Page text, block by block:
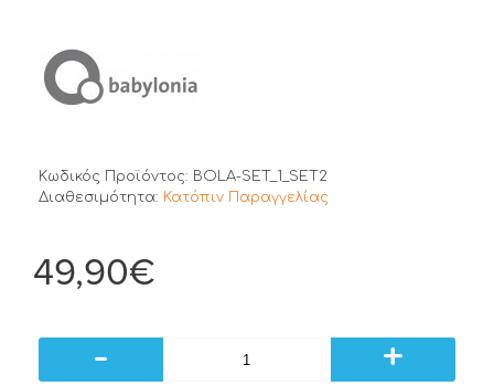
Κωδικός Προϊόντος: BOLA-SET_1_SET2
Διαθεσιμότητα: Κατόπιν Παραγγελίας
49,90€
- +